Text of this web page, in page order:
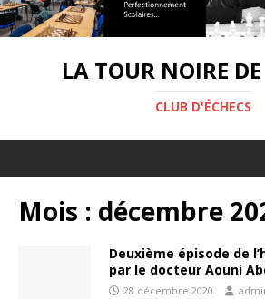
LA TOUR NOIRE
CLUB D'ÉCHECS
Mois : décembre
Deuxième épisode de
par le docteur Aouni
28 décembre 2020